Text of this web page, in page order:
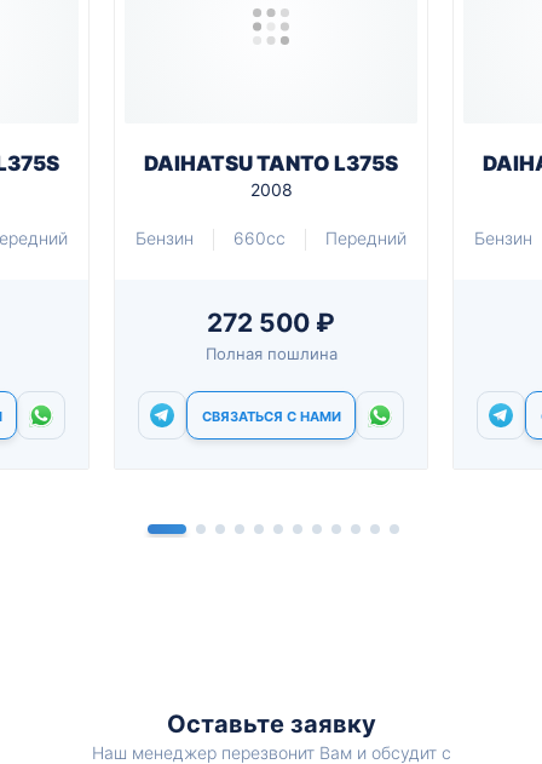
DAIHATSU TANTO L375S
2008
Бензин 660cc Передний
272 500 ₽
Полная пошлина
СВЯЗАТЬСЯ С НАМИ
Бензин
Оставьте заявку
Наш менеджер перезвонит Вам и обсудит с